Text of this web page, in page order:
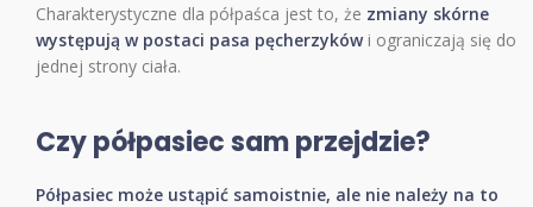
Charakterystyczne dla półpaśca jest to, że zmiany skórne
występują w postaci pasa pęcherzykówi ograniczają się do
jednej strony ciała.
Czy półpasiec sam przejdzie?
Półpasiec może ustąpić samoistnie, ale nie należy na to